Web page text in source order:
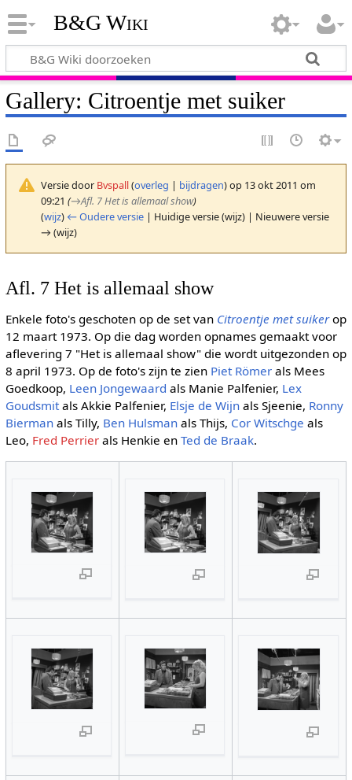
B&G Wiki
Gallery: Citroentje met suiker
Versie door Bvspall(overleg | bijdragen)op 13 okt 2011 om
09:21 (→Afl. 7 Het is allemaal show)
(wijz) ← Oudere versie| Huidige versie (wijz) | Nieuwere versie
→ (wijz)
Afl. 7 Het is allemaal show
Enkele foto's geschoten op de set van Citroentje met suikerop
12 maart 1973. Op die dag worden opnames gemaakt voor
aflevering 7 "Het is allemaal show" die wordt uitgezonden op
8 april 1973. Op de foto's zijn te zien Piet Römerals Mees
Goedkoop, Leen Jongewaard als Manie Palfenier, Lex
Goudsmitals Akkie Palfenier, Elsje de Wijnals Sjeenie, Ronny
Biermanals Tilly, Ben Hulsmanals Thijs, Cor Witschge als
Leo, Fred Perrierals Henkie en Ted de Braak.